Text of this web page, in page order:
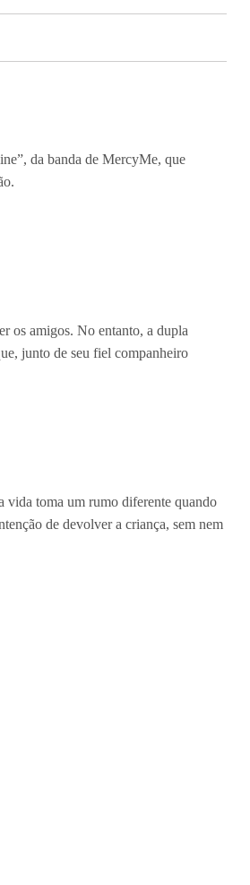
da banda de MercyMe, que
os amigos. No entanto, a dupla
junto de seu fiel companheiro
vida toma um rumo diferente quando
de devolver a criança, sem nem